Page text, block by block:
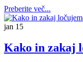
Preberite več...
jan 15
Kako in zakaj